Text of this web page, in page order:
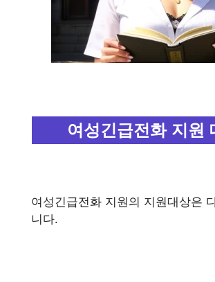
여성긴급전화 지원
여성긴급전화 지원의 지원대상은
니다.